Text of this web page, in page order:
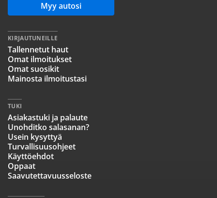
Myy autosi
KIRJAUTUNEILLE
Tallennetut haut
Omat ilmoitukset
Omat suosikit
Mainosta ilmoitustasi
TUKI
Asiakastuki ja palaute
Unohditko salasanan?
Usein kysyttyä
Turvallisuusohjeet
Käyttöehdot
Oppaat
Saavutettavuusseloste